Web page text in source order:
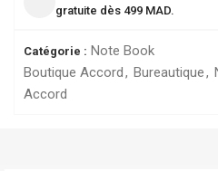
gratuite dès 499 MAD.
Catégorie : Note Book
Boutique Accord, Bureautique,
Accord